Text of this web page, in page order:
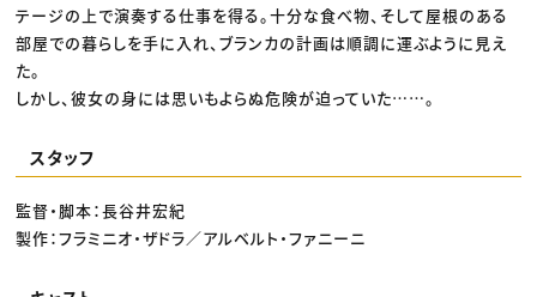
テージの上で演奏する仕事を得る。十分な食べ物、そして屋根のある
部屋での暮らしを手に入れ、ブランカの計画は順調に運ぶように見え
た。
しかし、彼女の身には思いもよらぬ危険が迫っていた……。
スタッフ
監督・脚本：長谷井宏紀
製作：フラミニオ・ザドラ／アルベルト・ファニーニ